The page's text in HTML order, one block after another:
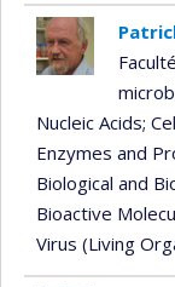
Nucleic Acids;
Enzymes and
Biological and
Bioactive
Virus (Living